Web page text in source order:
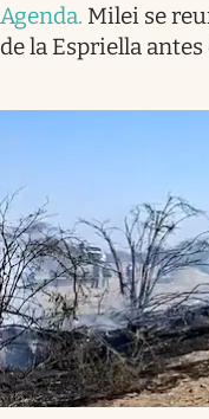
Agenda. Milei se
de la Espriella